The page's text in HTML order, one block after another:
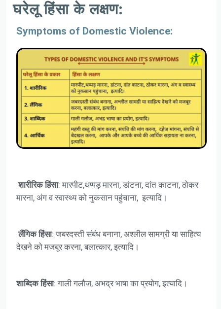
घरेलू हिंसा के लक्षण:
Symptoms of Domestic Violence:
शारीरिक हिंसा: मारपीट,थप्पड़ मारना, डांटना, दांत काटना, ठोकर
मारना, अंग व स्वास्थ्य को नुकसान पहुंचाना, इत्यादि।
लैंगिक हिंसा: जबरदस्ती संबंध बनाना, अश्लील सामग्री या साहित्य
देखने को मजबूर करना, बलात्कार, इत्यादि।
शाब्दिक हिंसा: गाली गलौज, अभद्र भाषा का प्रयोग, इत्यादि।